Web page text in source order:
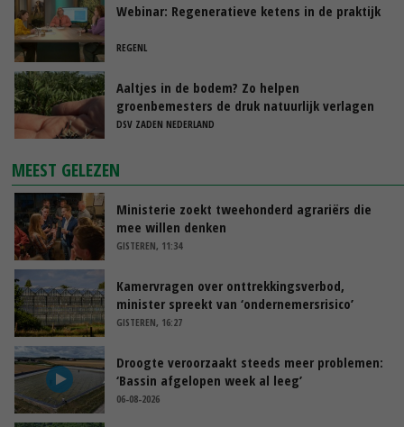
Webinar: Regeneratieve ketens in de praktijk
REGENL
Aaltjes in de bodem? Zo helpen
groenbemesters de druk natuurlijk verlagen
DSV ZADEN NEDERLAND
MEEST GELEZEN
Ministerie zoekt tweehonderd agrariërs die
mee willen denken
GISTEREN, 11:34
Kamervragen over onttrekkingsverbod,
minister spreekt van ‘ondernemersrisico’
GISTEREN, 16:27
Droogte veroorzaakt steeds meer problemen:
‘Bassin afgelopen week al leeg’
06-08-2026